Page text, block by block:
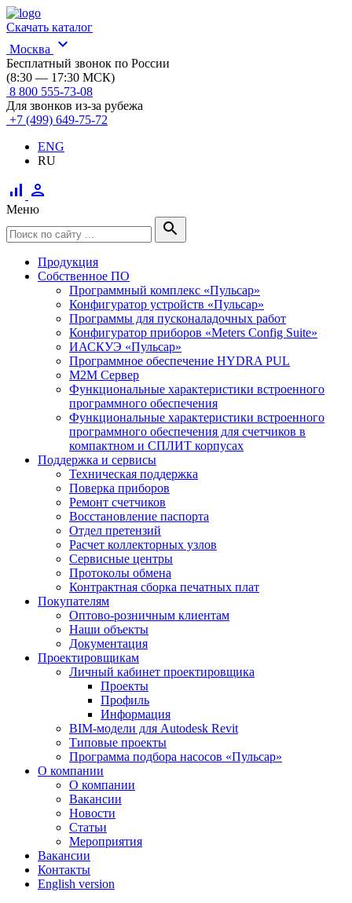
Скачать каталог
Москва
expand_more
Бесплатный звонок по России
(8:30 — 17:30 МСК)
8 800 555-73-08
Для звонков из-за рубежа
+7 (499) 649-75-72
ENG
RU
signal_cellular_alt person
Меню
search
Продукция
Собственное ПО
Программный комплекс «Пульсар»
Конфигуратор устройств «Пульсар»
Программы для пусконаладочных работ
Конфигуратор приборов «Meters Config Suite»
ИАСКУЭ «Пульсар»
Программное обеспечение HYDRA PUL
M2M Сервер
Функциональные характеристики встроенного
программного обеспечения
Функциональные характеристики встроенного
программного обеспечения для счетчиков в
компактном и СПЛИТ корпусах
Поддержка и сервисы
Техническая поддержка
Поверка приборов
Ремонт счетчиков
Восстановление паспорта
Отдел претензий
Расчет коллекторных узлов
Сервисные центры
Протоколы обмена
Контрактная сборка печатных плат
Покупателям
Оптово-розничным клиентам
Наши объекты
Документация
Проектировщикам
Личный кабинет проектировщика
Проекты
Профиль
Информация
BIM-модели для Autodesk Revit
Типовые проекты
Программа подбора насосов «Пульсар»
О компании
О компании
Вакансии
Новости
Статьи
Мероприятия
Вакансии
Контакты
English version